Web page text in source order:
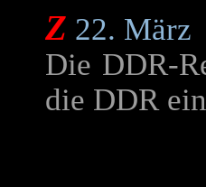
Z 22. März
Die DDR-
die DDR